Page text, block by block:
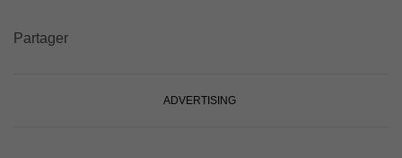
Partager
ADVERTISING